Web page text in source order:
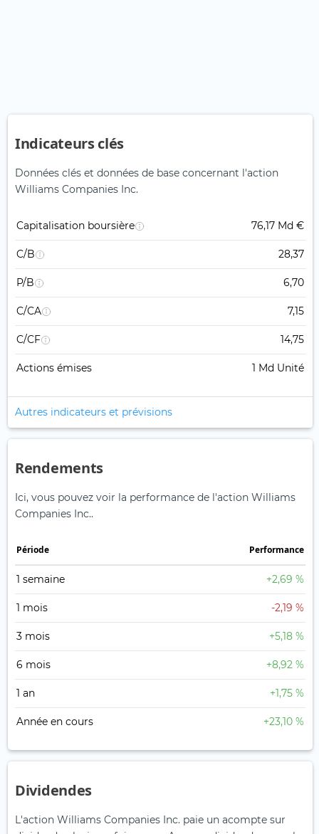
Indicateurs clés
Données clés et données de base concernant l'action
Williams Companies Inc.
Capitalisation boursière 76,17 Md €
C/B 28,37
P/B 6,70
C/CA 7,15
C/CF 14,75
Actions émises 1 Md Unité
Autres indicateurs et prévisions
Rendements
Ici, vous pouvez voir la performance de l'action Williams
Companies Inc..
Période Performance
1 semaine +2,69 %
1 mois -2,19 %
3 mois +5,18 %
6 mois +8,92 %
1 an +1,75 %
Année en cours +23,10 %
Dividendes
L'action Williams Companies Inc. paie un acompte sur